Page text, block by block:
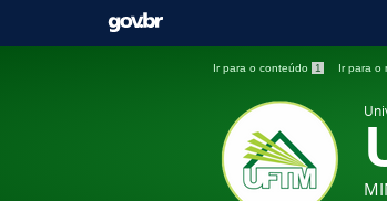
Ir para o conteúdo 1 Ir para o